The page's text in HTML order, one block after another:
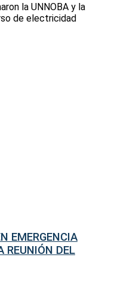
la UNNOBA y la
de electricidad
EMERGENCIA
REUNIÓN DEL